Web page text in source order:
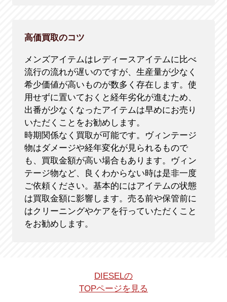
高価買取のコツ
メンズアイテムはレディースアイテムに比べ
流行の流れが遅いのですが、生産量が少なく
希少価値が高いものが数多く存在します。使
用せずに置いておくと経年劣化が進むため、
出番が少なくなったアイテムは早めにお売り
いただくことをお勧めします。
時期関係なく買取が可能です。ヴィンテージ
物はダメージや経年変化が見られるもので
も、買取金額が高い場合もあります。ヴィン
テージ物など、良くわからない時は是非一度
ご依頼ください。基本的にはアイテムの状態
は買取金額に影響します。売る前や保管前に
はクリーニングやケアを行っていただくこと
をお勧めします。
DIESELの
TOPページを見る